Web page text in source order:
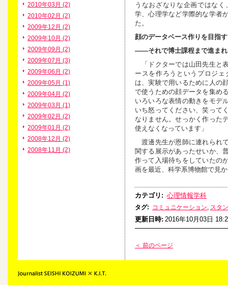
2010年03月 (2)
2010年02月 (2)
2009年12月 (2)
2009年10月 (2)
2009年09月 (2)
2009年07月 (3)
2009年06月 (2)
2009年05月 (1)
2009年04月 (2)
2009年03月 (1)
2009年02月 (2)
2009年01月 (2)
2008年12月 (2)
2008年11月 (2)
うなおざなりな企画ではな
学、心理学など学際的な学者
た。
顔のデータベース作りを目指す
――それで博士課程まで進まれ
「ドクターでは山田先生と
ースを作ろうというプロジ
は、実験で用いるために人の
で使うための顔データを集め
いろいろな表情の動きをモデ
いち怒ってください、笑って
なりません。せっかく作った
使えなくなっています」
渡邊先生が恩師に連れられ
関する展示があったせいか、
作って入場待ちをしていたの
画を最近、科学系博物館で見
カテゴリ : 心理情報学科
タグ: コミュニケーション, スタ
更新日時: 2016年10月03日
＜ 前のページ